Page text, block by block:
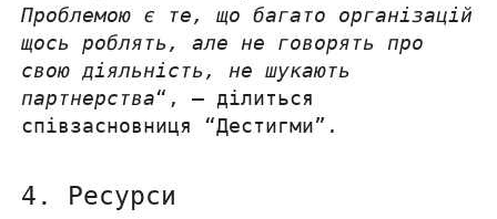
Проблемою є те, що багато організацій
щось роблять, але не говорять про
свою діяльність, не шукають
партнерства“, — ділиться
співзасновниця “Дестигми”.
4. Ресурси